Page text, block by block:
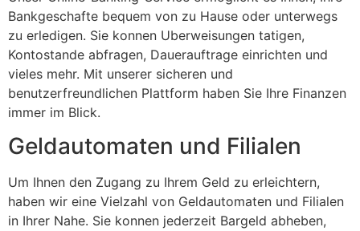
Bankgeschafte bequem von zu Hause oder unterwegs
zu erledigen. Sie konnen Uberweisungen tatigen,
Kontostande abfragen, Dauerauftrage einrichten und
vieles mehr. Mit unserer sicheren und
benutzerfreundlichen Plattform haben Sie Ihre Finanzen
immer im Blick.
Geldautomaten und Filialen
Um Ihnen den Zugang zu Ihrem Geld zu erleichtern,
haben wir eine Vielzahl von Geldautomaten und Filialen
in Ihrer Nahe. Sie konnen jederzeit Bargeld abheben,